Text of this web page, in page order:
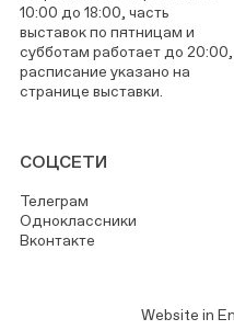
10:00 до 18:00, часть
выставок по пятницам и
субботам работает до 20:00,
расписание указано на
странице выставки.
СОЦСЕТИ
Телеграм
Одноклассники
Вконтакте
Website in